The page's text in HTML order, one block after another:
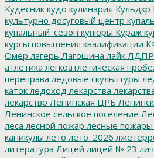
Кудесник кудо кулинария Кульдкр
культурно досуговый центр
купальный_сезон купюры Кураж
курсы повышения квалификации
Омер лагерь Лагошина лайк ЛДПР
атлетика легкоатлетическая
переправа ледовые скульптуры
каток ледоход лекарства
лекарство Ленинская ЦРБ
Ленинское сельское поселение
леса лесной пожар лесные пожары
каникулы лето лето_2026
литература Лицей лицей № 23